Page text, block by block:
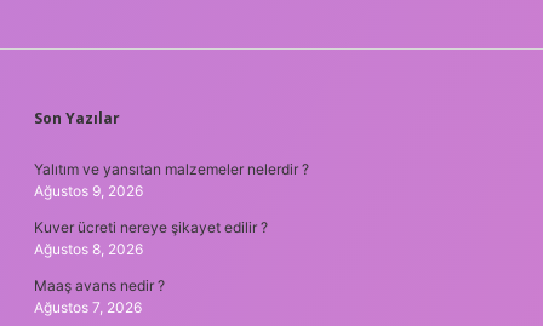
SIDEBAR
Son Yazılar
Yalıtım ve yansıtan malzemeler nelerdir ?
Ağustos 9, 2026
Kuver ücreti nereye şikayet edilir ?
Ağustos 8, 2026
Maaş avans nedir ?
Ağustos 7, 2026